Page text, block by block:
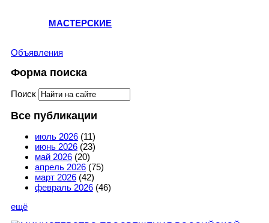
МАСТЕРСКИЕ
Объявления
Форма поиска
Поиск
Все публикации
июль 2026 (11)
июнь 2026 (23)
май 2026 (20)
апрель 2026 (75)
март 2026 (42)
февраль 2026 (46)
ещё